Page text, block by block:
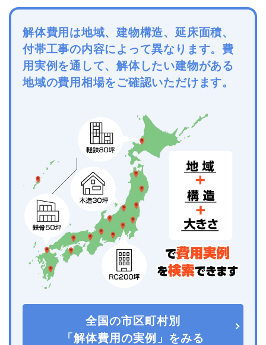
解体費用は地域、建物構造、延床面積、
付帯工事の内容によって異なります。費
用実例を通して、解体したい建物がある
地域の費用相場をご確認いただけます。
全国の市区町村別
「解体費用の実例」をみる